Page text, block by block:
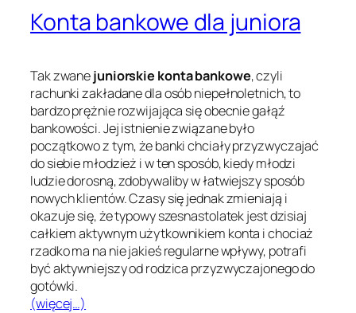
Konta bankowe dla juniora
Tak zwanejuniorskie konta bankowe, czyli
rachunki zakładane dla osób niepełnoletnich, to
bardzo prężnie rozwijająca się obecnie gałąź
bankowości. Jej istnienie związane było
początkowo z tym, że banki chciały przyzwyczajać
do siebie młodzież i w ten sposób, kiedy młodzi
ludzie dorosną, zdobywaliby w łatwiejszy sposób
nowych klientów. Czasy się jednak zmieniają i
okazuje się, że typowy szesnastolatek jest dzisiaj
całkiem aktywnym użytkownikiem konta i chociaż
rzadko ma na nie jakieś regularne wpływy, potrafi
być aktywniejszy od rodzica przyzwyczajonego do
gotówki.
(więcej…)